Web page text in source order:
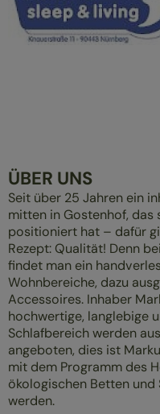
ÜBER UNS
Seit über 25 Jahren ein
mitten in Gostenhof,
positioniert hat – dafür
Rezept: Qualität! Denn
findet man ein
Wohnbereiche, dazu
Accessoires. Inhaber
hochwertige, langlebige
Schlafbereich werden
angeboten, dies ist
mit dem Programm des
ökologischen Betten
werden.